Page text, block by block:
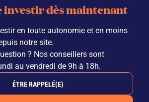
investir dès maintenant
en toute autonomie et en moins
notre site.
? Nos conseillers sont
au vendredi de 9h à 18h.
ÊTRE RAPPELÉ(E)